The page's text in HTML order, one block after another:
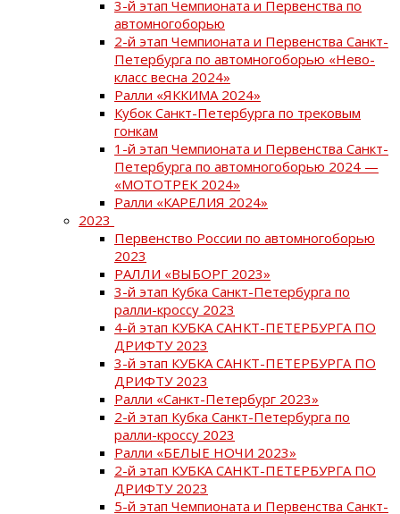
3-й этап Чемпионата и Первенства по
автомногоборью
2-й этап Чемпионата и Первенства Санкт-
Петербурга по автомногоборью «Нево-
класс весна 2024»
Ралли «ЯККИМА 2024»
Кубок Санкт-Петербурга по трековым
гонкам
1-й этап Чемпионата и Первенства Санкт-
Петербурга по автомногоборью 2024 —
«МОТОТРЕК 2024»
Ралли «КАРЕЛИЯ 2024»
2023
Первенство России по автомногоборью
2023
РАЛЛИ «ВЫБОРГ 2023»
3-й этап Кубка Санкт-Петербурга по
ралли-кроссу 2023
4-й этап КУБКА САНКТ-ПЕТЕРБУРГА ПО
ДРИФТУ 2023
3-й этап КУБКА САНКТ-ПЕТЕРБУРГА ПО
ДРИФТУ 2023
Ралли «Санкт-Петербург 2023»
2-й этап Кубка Санкт-Петербурга по
ралли-кроссу 2023
Ралли «БЕЛЫЕ НОЧИ 2023»
2-й этап КУБКА САНКТ-ПЕТЕРБУРГА ПО
ДРИФТУ 2023
5-й этап Чемпионата и Первенства Санкт-